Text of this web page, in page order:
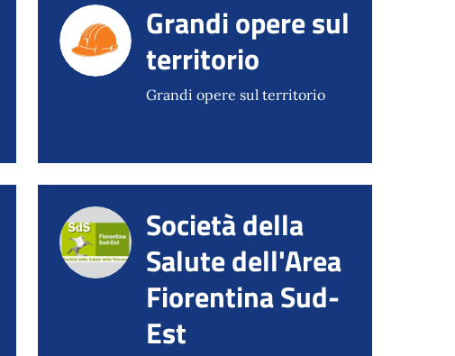
Grandi opere sul
territorio
Grandi opere sul territorio
Società della
Salute dell'Area
Fiorentina Sud-
Est